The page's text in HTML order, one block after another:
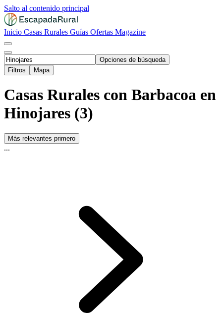
Salto al contenido principal
Inicio Casas Rurales Guías Ofertas Magazine
Opciones de búsqueda
Filtros
Mapa
Casas Rurales con Barbacoa en
Hinojares (3)
Más relevantes primero
...